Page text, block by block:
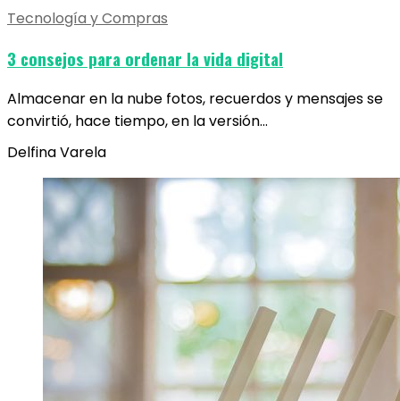
Tecnología y Compras
3 consejos para ordenar la vida digital
Almacenar en la nube fotos, recuerdos y mensajes se
convirtió, hace tiempo, en la versión…
Delfina Varela